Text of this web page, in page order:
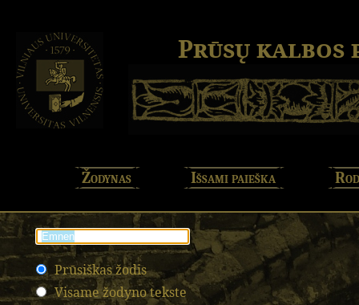
Prūsų kalbos
Žodynas Išsami paieška
Prūsiškas žodis
Visame žodyno tekste